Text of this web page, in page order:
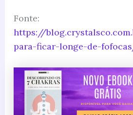
Fonte:
https://
para-ficar-longe-de-